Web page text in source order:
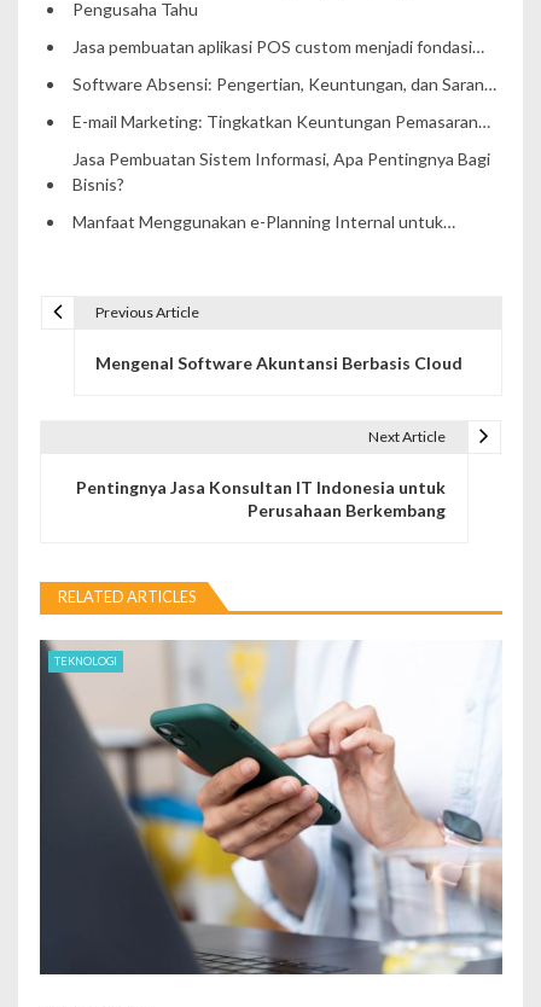
Pengusaha Tahu
Jasa pembuatan aplikasi POS custom menjadi fondasi…
Software Absensi: Pengertian, Keuntungan, dan Saran…
E-mail Marketing: Tingkatkan Keuntungan Pemasaran…
Jasa Pembuatan Sistem Informasi, Apa Pentingnya Bagi
Bisnis?
Manfaat Menggunakan e-Planning Internal untuk…
i
g
Previous Article
Mengenal Software Akuntansi Berbasis Cloud
Next Article
Pentingnya Jasa Konsultan IT Indonesia untuk
Perusahaan Berkembang
RELATED ARTICLES
TEKNOLOGI